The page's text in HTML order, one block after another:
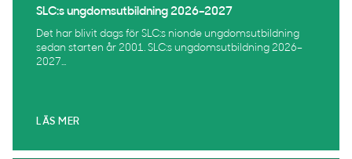
SLC:s ungdomsutbildning 2026–2027
Det har blivit dags för SLC:s nionde ungdomsutbildning
sedan starten år 2001. SLC:s ungdomsutbildning 2026–
2027...
LÄS MER